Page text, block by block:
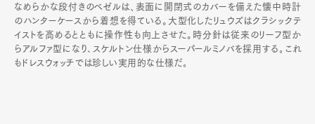
なめらかな段付きのベゼルは、表面に開閉式のカバーを備えた懐中時計
のハンターケースから着想を得ている。大型化したリュウズはクラシックテ
イストを高めるとともに操作性も向上させた。時分針は従来のリーフ型か
らアルファ型になり､スケルトン仕様からスーパールミノバを採用する｡これ
もドレスウォッチでは珍しい実用的な仕様だ｡